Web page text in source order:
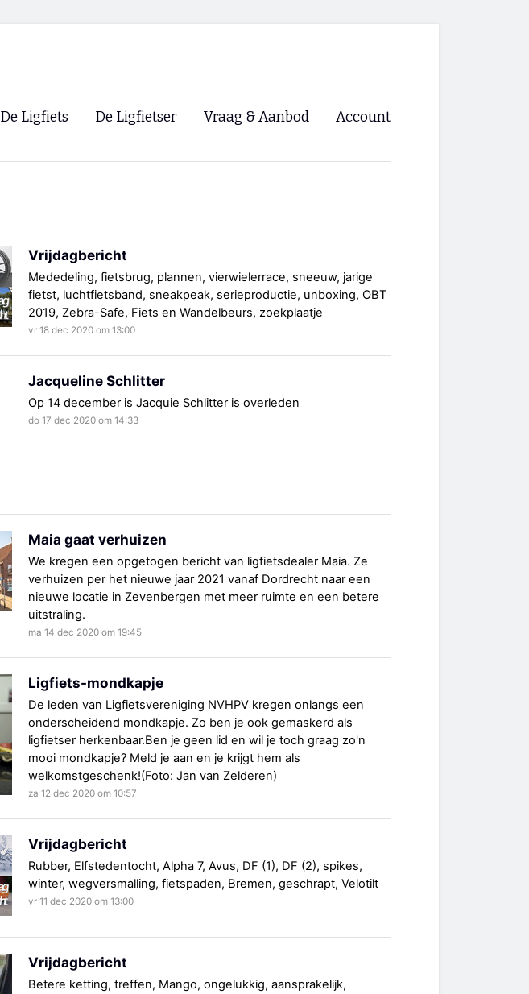
De Ligfiets De Ligfietser
Lokale Fietsverenigingen
EHPVA & EuSupino 🡺
Vraag & Aanbod Account
Vrijdagbericht
Mededeling, fietsbrug, plannen, vierwielerrace, sneeuw, jarige
fietst, luchtfietsband, sneakpeak, serieproductie, unboxing, OBT
2019, Zebra-Safe, Fiets en Wandelbeurs, zoekplaatje
vr 18 dec 2020 om 13:00
Jacqueline Schlitter
Op 14 december is Jacquie Schlitter is overleden
do 17 dec 2020 om 14:33
Maia gaat verhuizen
We kregen een opgetogen bericht van ligfietsdealer Maia. Ze
verhuizen per het nieuwe jaar 2021 vanaf Dordrecht naar een
nieuwe locatie in Zevenbergen met meer ruimte en een betere
uitstraling.
ma 14 dec 2020 om 19:45
Ligfiets-mondkapje
De leden van Ligfietsvereniging NVHPV kregen onlangs een
onderscheidend mondkapje. Zo ben je ook gemaskerd als
ligfietser herkenbaar.Ben je geen lid en wil je toch graag zo'n
mooi mondkapje? Meld je aan en je krijgt hem als
welkomstgeschenk!(Foto: Jan van Zelderen)
za 12 dec 2020 om 10:57
Vrijdagbericht
Rubber, Elfstedentocht, Alpha 7, Avus, DF (1), DF (2), spikes,
winter, wegversmalling, fietspaden, Bremen, geschrapt, Velotilt
vr 11 dec 2020 om 13:00
Vrijdagbericht
Betere ketting, treffen, Mango, ongelukkig, aansprakelijk,